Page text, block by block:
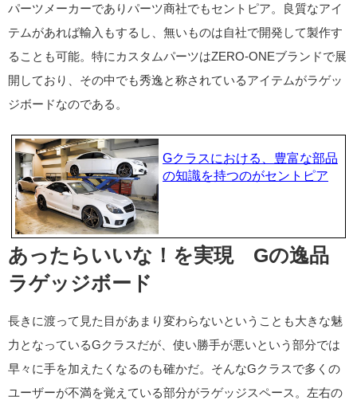
パーツメーカーでありパーツ商社でもセントピア。良質なアイ
テムがあれば輸入もするし、無いものは自社で開発して製作す
ることも可能。特にカスタムパーツはZERO-ONEブランドで展
開しており、その中でも秀逸と称されているアイテムがラゲッ
ジボードなのである。
Gクラスにおける、豊富な部品
の知識を持つのがセントピア
あったらいいな！を実現 Gの逸品
ラゲッジボード
長きに渡って見た目があまり変わらないということも大きな魅
力となっているGクラスだが、使い勝手が悪いという部分では
早々に手を加えたくなるのも確かだ。そんなGクラスで多くの
ユーザーが不満を覚えている部分がラゲッジスペース。左右の